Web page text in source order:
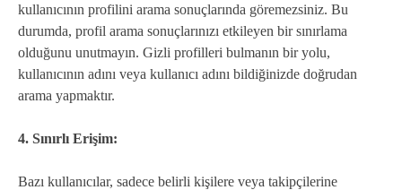
kullanıcının profilini arama sonuçlarında göremezsiniz. Bu
durumda, profil arama sonuçlarınızı etkileyen bir sınırlama
olduğunu unutmayın. Gizli profilleri bulmanın bir yolu,
kullanıcının adını veya kullanıcı adını bildiğinizde doğrudan
arama yapmaktır.
4. Sınırlı Erişim:
Bazı kullanıcılar, sadece belirli kişilere veya takipçilerine